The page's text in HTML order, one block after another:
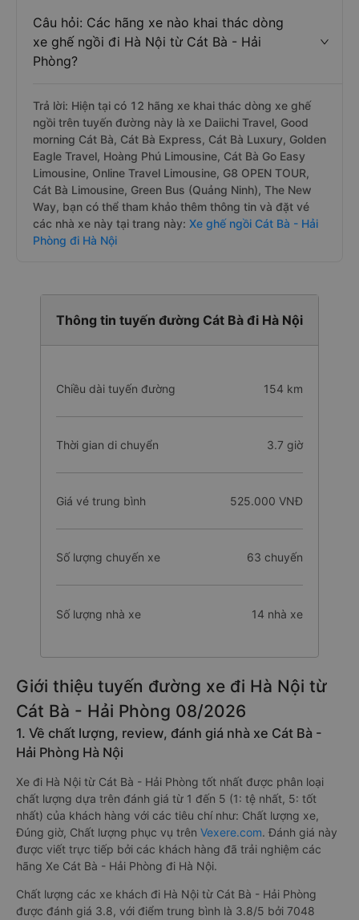
Câu hỏi: Các hãng xe nào khai thác dòng
xe ghế ngồi đi Hà Nội từ Cát Bà - Hải
Phòng?
Trả lời: Hiện tại có 12 hãng xe khai thác dòng xe ghế
ngồi trên tuyến đường này là xe Daiichi Travel, Good
morning Cát Bà, Cát Bà Express, Cát Bà Luxury, Golden
Eagle Travel, Hoàng Phú Limousine, Cát Bà Go Easy
Limousine, Online Travel Limousine, G8 OPEN TOUR,
Cát Bà Limousine, Green Bus (Quảng Ninh), The New
Way, bạn có thể tham khảo thêm thông tin và đặt vé
các nhà xe này tại trang này: Xe ghế ngồi Cát Bà - Hải
Phòng đi Hà Nội
Thông tin tuyến đường Cát Bà đi Hà Nội
Chiều dài tuyến đường 154 km
Thời gian di chuyển 3.7 giờ
Giá vé trung bình 525.000 VNĐ
Số lượng chuyến xe 63 chuyến
Số lượng nhà xe 14 nhà xe
Giới thiệu tuyến đường xe đi Hà Nội từ
Cát Bà - Hải Phòng 08/2026
1. Về chất lượng, review, đánh giá nhà xe Cát Bà -
Hải Phòng Hà Nội
Xe đi Hà Nội từ Cát Bà - Hải Phòng tốt nhất được phân loại
chất lượng dựa trên đánh giá từ 1 đến 5 (1: tệ nhất, 5: tốt
nhất) của khách hàng với các tiêu chí như: Chất lượng xe,
Đúng giờ, Chất lượng phục vụ trên Vexere.com. Đánh giá này
được viết trực tiếp bởi các khách hàng đã trải nghiệm các
hãng Xe Cát Bà - Hải Phòng đi Hà Nội.
Chất lượng các xe khách đi Hà Nội từ Cát Bà - Hải Phòng
được đánh giá 3.8, với điểm trung bình là 3.8/5 bởi 7048